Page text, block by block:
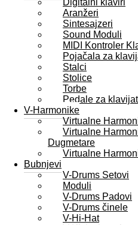
Digitalni klaviri
Aranžeri
Sintesajzeri
Sound Moduli
MIDI Kontroler
Pojačala za
Stalci
Stolice
Torbe
Pedale za
V-Harmonike
Virtualne
Virtualne
Dugmetare
Virtualne
Bubnjevi
V-Drums Setovi
Moduli
V-Drums Padovi
V-Drums činele
V-Hi-Hat